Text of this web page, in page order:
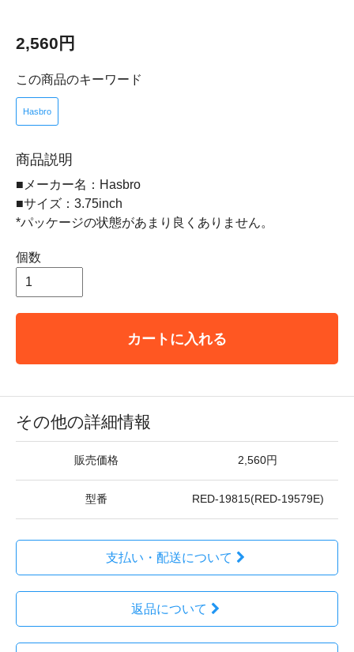
2,560円
この商品のキーワード
Hasbro
商品説明
■メーカー名：Hasbro
■サイズ：3.75inch
*パッケージの状態があまり良くありません。
個数
カートに入れる
その他の詳細情報
販売価格 2,560円
型番 RED-19815(RED-19579E)
支払い・配送について
返品について